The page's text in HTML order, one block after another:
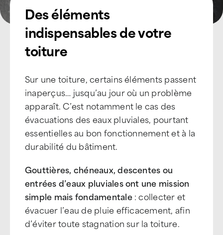
Des éléments
indispensables de votre
toiture
Sur une toiture, certains éléments passent
inaperçus… jusqu’au jour où un problème
apparaît. C’est notamment le cas des
évacuations des eaux pluviales, pourtant
essentielles au bon fonctionnement et à la
durabilité du bâtiment.
Gouttières, chéneaux, descentes ou
entrées d’eaux pluviales ont une mission
simple mais fondamentale: collecter et
évacuer l’eau de pluie efficacement, afin
d’éviter toute stagnation sur la toiture.